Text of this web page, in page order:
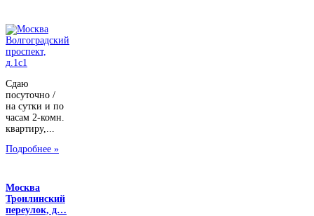
Сдаю
посуточно /
на сутки и по
часам 2-комн.
квартиру,...
Подробнее »
Москва
Троилинский
переулок, д…